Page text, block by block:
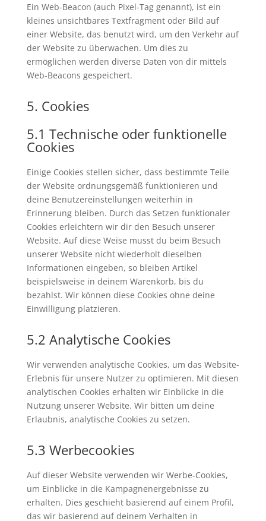
Ein Web-Beacon (auch Pixel-Tag genannt), ist ein
kleines unsichtbares Textfragment oder Bild auf
einer Website, das benutzt wird, um den Verkehr auf
der Website zu überwachen. Um dies zu
ermöglichen werden diverse Daten von dir mittels
Web-Beacons gespeichert.
5. Cookies
5.1 Technische oder funktionelle
Cookies
Einige Cookies stellen sicher, dass bestimmte Teile
der Website ordnungsgemäß funktionieren und
deine Benutzereinstellungen weiterhin in
Erinnerung bleiben. Durch das Setzen funktionaler
Cookies erleichtern wir dir den Besuch unserer
Website. Auf diese Weise musst du beim Besuch
unserer Website nicht wiederholt dieselben
Informationen eingeben, so bleiben Artikel
beispielsweise in deinem Warenkorb, bis du
bezahlst. Wir können diese Cookies ohne deine
Einwilligung platzieren.
5.2 Analytische Cookies
Wir verwenden analytische Cookies, um das Website-
Erlebnis für unsere Nutzer zu optimieren. Mit diesen
analytischen Cookies erhalten wir Einblicke in die
Nutzung unserer Website. Wir bitten um deine
Erlaubnis, analytische Cookies zu setzen.
5.3 Werbecookies
Auf dieser Website verwenden wir Werbe-Cookies,
um Einblicke in die Kampagnenergebnisse zu
erhalten. Dies geschieht basierend auf einem Profil,
das wir basierend auf deinem Verhalten in